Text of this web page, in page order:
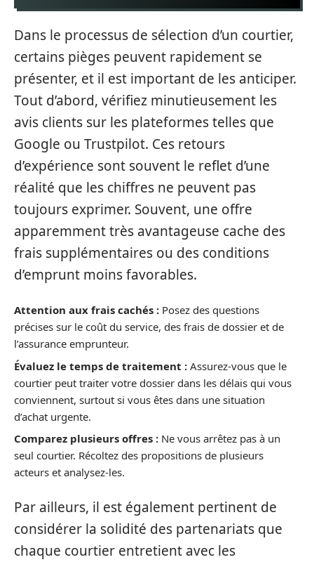
Dans le processus de sélection d’un courtier,
certains pièges peuvent rapidement se
présenter, et il est important de les anticiper.
Tout d’abord, vérifiez minutieusement les
avis clients sur les plateformes telles que
Google ou Trustpilot. Ces retours
d’expérience sont souvent le reflet d’une
réalité que les chiffres ne peuvent pas
toujours exprimer. Souvent, une offre
apparemment très avantageuse cache des
frais supplémentaires ou des conditions
d’emprunt moins favorables.
Attention aux frais cachés : Posez des questions
précises sur le coût du service, des frais de dossier et de
l’assurance emprunteur.
Évaluez le temps de traitement : Assurez-vous que le
courtier peut traiter votre dossier dans les délais qui vous
conviennent, surtout si vous êtes dans une situation
d’achat urgente.
Comparez plusieurs offres : Ne vous arrêtez pas à un
seul courtier. Récoltez des propositions de plusieurs
acteurs et analysez-les.
Par ailleurs, il est également pertinent de
considérer la solidité des partenariats que
chaque courtier entretient avec les